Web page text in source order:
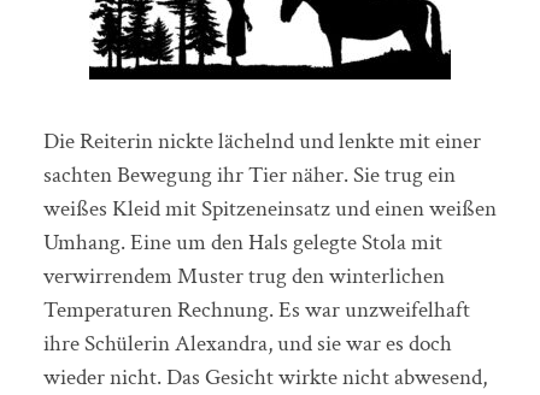
Die Reiterin nickte lächelnd und lenkte mit einer
sachten Bewegung ihr Tier näher. Sie trug ein
weißes Kleid mit Spitzeneinsatz und einen weißen
Umhang. Eine um den Hals gelegte Stola mit
verwirrendem Muster trug den winterlichen
Temperaturen Rechnung. Es war unzweifelhaft
ihre Schülerin Alexandra, und sie war es doch
wieder nicht. Das Gesicht wirkte nicht abwesend,